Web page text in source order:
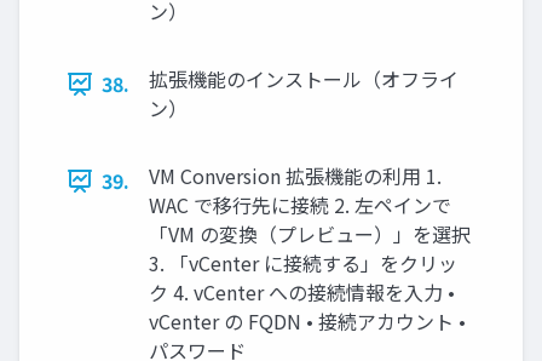
ン）
38.
拡張機能のインストール（オフライ
ン）
39.
VM Conversion 拡張機能の利用 1.
WAC で移行先に接続 2. 左ペインで
「VM の変換（プレビュー）」を選択
3. 「vCenter に接続する」をクリッ
ク 4. vCenter への接続情報を入力 •
vCenter の FQDN • 接続アカウント •
パスワード